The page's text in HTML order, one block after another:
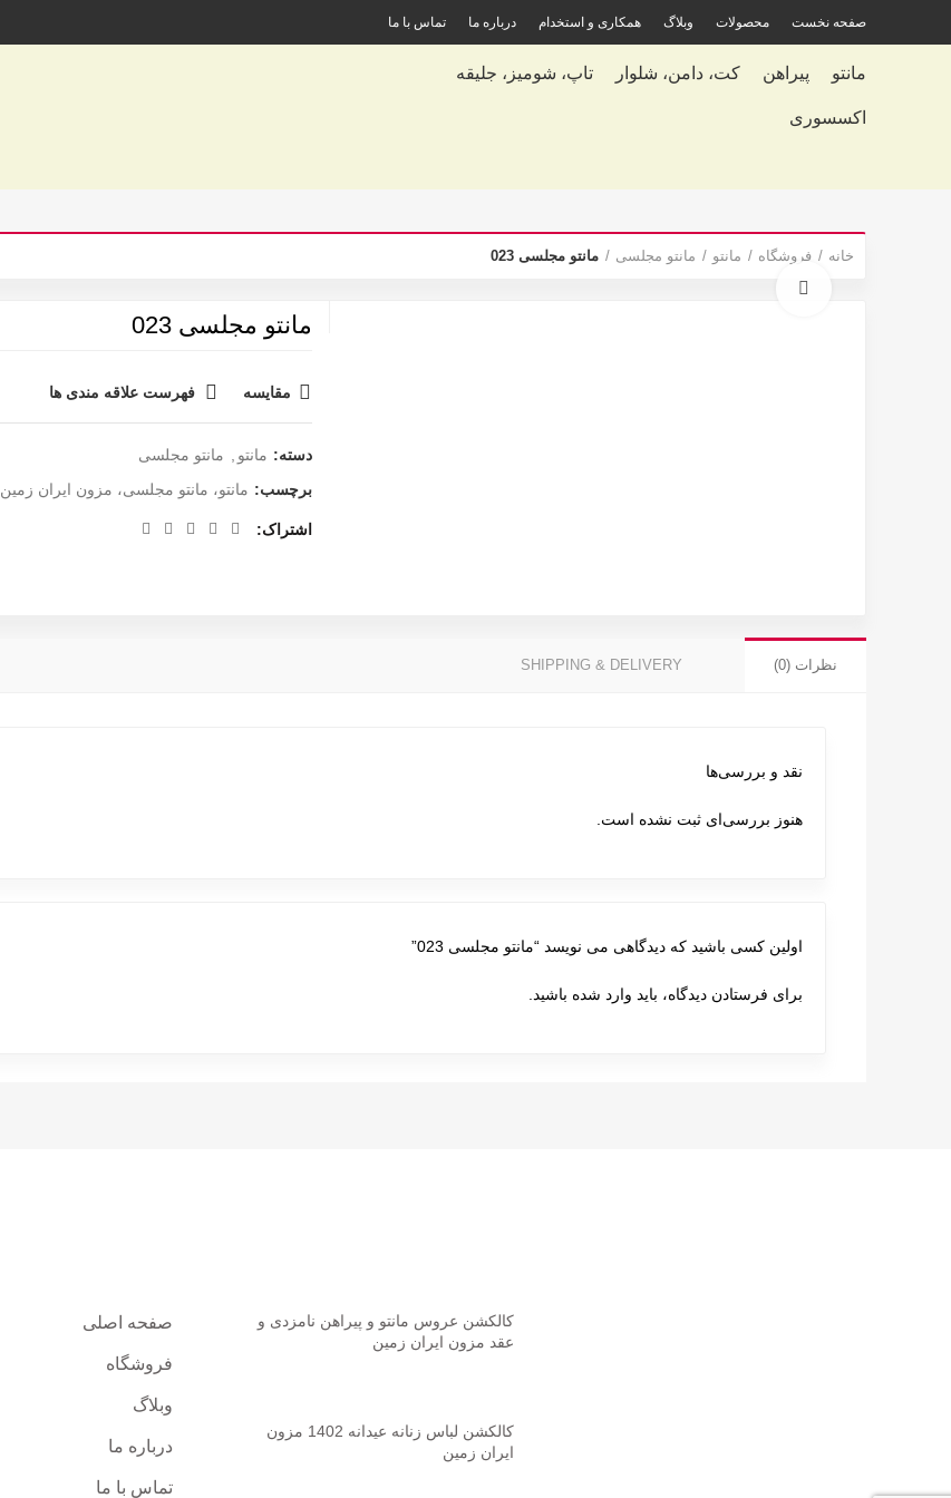
صفحه نخست محصولات وبلاگ همکاری و استخدام درباره ما تماس با ما
مانتو
پیراهن کت، دامن، شلوار تاپ، شومیز، جلیقه
اکسسوری
خانه فروشگاه مانتو مانتو مجلسی
مانتو مجلسی 023
مانتو مجلسی 023
مقایسه فهرست علاقه مندی ها
دسته: مانتو
مانتو مجلسی
برچسب: مانتو، مانتو مجلسی، مزون ایران زمین
اشتراک
نظرات (0) SHIPPING & DELIVERY
نقد و بررسی‌ها
هنوز بررسی‌ای ثبت نشده است.
اولین کسی باشید که دیدگاهی می نویسد “مانتو مجلسی 023”
برای فرستادن دیدگاه، باید وارد شده باشید.
کالکشن عروس مانتو و پیراهن نامزدی و
عقد مزون ایران زمین
کالکشن لباس زنانه عیدانه 1402 مزون
ایران زمین
صفحه اصلی
فروشگاه
وبلاگ
درباره ما
تماس با ما